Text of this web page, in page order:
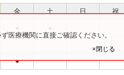
金 土 日 祝
●
医療機関に直接ご確認ください。
×閉じる